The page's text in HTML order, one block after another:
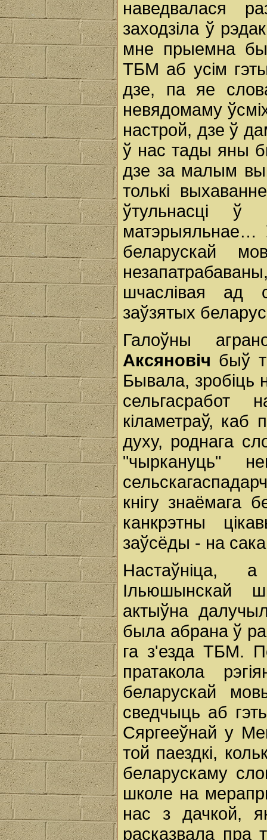
наведвалася
заходзіла ў
мне прыемна
ТБМ аб усім
дзе, па яе
невядомаму
настрой, дзе ў
ў нас тады яны
дзе за малым
толькі
ўтульнасці
матэрыяльнае…
беларускай
шчаслівая ад
заўзятых
Галоўны
Аксяновіч быў
Бывала, зробіць
кіламетраў,
духу, роднага
"чыркануць"
кнігу знаёмага
канкрэтны
заўсёды - на
Настаўніца,
Ільюшынскай
актыўна
была абрана ў
га з'езда ТБМ.
пратакола
беларускай
сведчыць аб
Сяргееўнай у
той паездкі,
беларускаму
школе на
нас з дачкой,
расказвала пра